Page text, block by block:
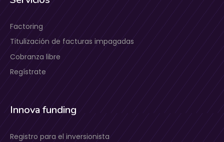
Factoring
Titulización de facturas impagadas
Cobranza libre
Regístrate
Innova funding
Registro para el inversionista